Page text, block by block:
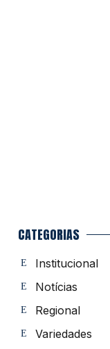
CATEGORIAS
Institucional
Notícias
Regional
Variedades